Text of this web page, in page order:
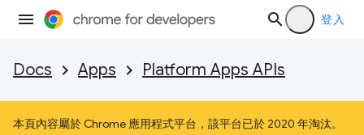
登入
Docs Apps Platform Apps APIs
本頁內容屬於 Chrome 應用程式平台，該平台已於 2020 年淘汰。